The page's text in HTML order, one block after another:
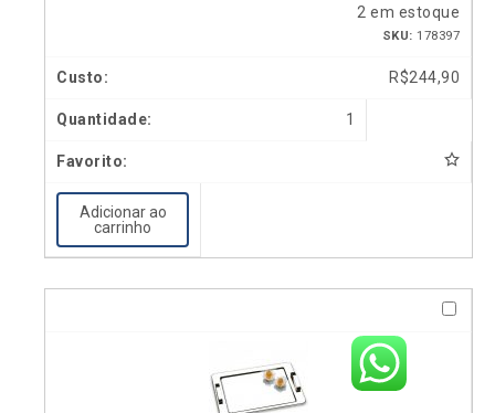
2 em estoque
SKU: 178397
R$244,90
1
Adicionar ao
carrinho